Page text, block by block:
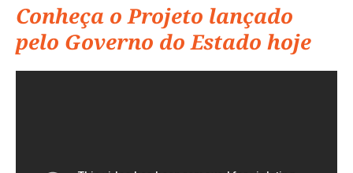
Conheça o Projeto lançado
pelo Governo do Estado hoje